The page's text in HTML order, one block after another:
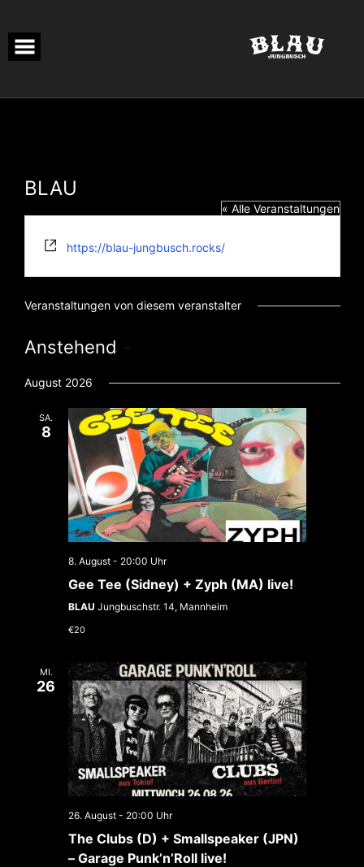
content
BLAU
« Alle Veranstaltungen
Webseite
https://blau-jungbusch.rocks/
Veranstaltungen von diesem veranstalter
Anstehend
wählen.
August 2026
SA.
8
8. August - 20:00
Gee Tee (Sidney) + Zyph (MA) live!
BLAU Jungbuschstr. 14, Mannheim
€20
MI.
26
26. August - 20:00
The Clubs (D) + Smallspeaker (JPN)
– Garage Punk’n’Roll live!